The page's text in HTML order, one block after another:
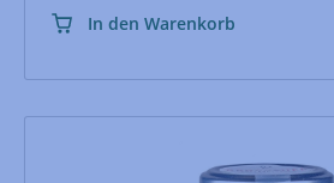
In den Warenkorb